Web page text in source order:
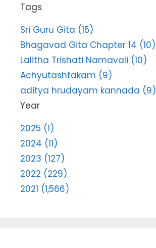
Tags
Sri Guru Gita (15)
Bhagavad Gita Chapter 14 (10)
Lalitha Trishati Namavali (10)
Achyutashtakam (9)
aditya hrudayam kannada (9)
Year
2025 (1)
2024 (11)
2023 (127)
2022 (229)
2021 (1,566)